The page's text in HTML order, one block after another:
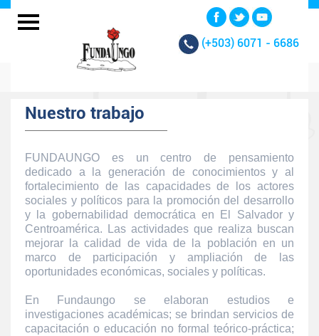
(+503) 6071 - 6686
Nuestro trabajo
FUNDAUNGO es un centro de pensamiento
dedicado a la generación de conocimientos y al
fortalecimiento de las capacidades de los actores
sociales y políticos para la promoción del desarrollo
y la gobernabilidad democrática en El Salvador y
Centroamérica. Las actividades que realiza buscan
mejorar la calidad de vida de la población en un
marco de participación y ampliación de las
oportunidades económicas, sociales y políticas.
En Fundaungo se elaboran estudios e
investigaciones académicas; se brindan servicios de
capacitación o educación no formal teórico-práctica;